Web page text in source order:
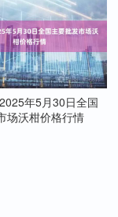
年5月30日全国
场沃柑价格行情